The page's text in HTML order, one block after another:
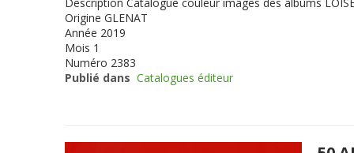
Origine GLENAT
Année 2019
Mois 1
Numéro 2383
Publié dans Catalogues éditeur